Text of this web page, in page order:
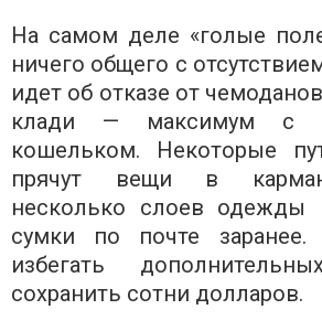
На самом деле «голые
ничего общего с
идет об отказе от
клади — максимум с
кошельком. Некоторые
прячут вещи в
несколько слоев одежды
сумки по почте заранее.
избегать
сохранить сотни долларов.